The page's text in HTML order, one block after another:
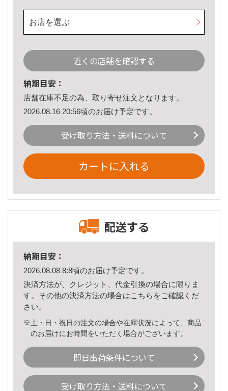
お店を選ぶ
近くの店舗を確認する
納期目安：
店舗在庫不足の為、取り寄せ注文となります。
2026.08.16 20:56頃のお届け予定です。
受け取り方法・送料について
カートに入れる
配送する
納期目安：
2026.08.08 8:8頃のお届け予定です。
決済方法が、クレジット、代金引換の場合に限りま
す。その他の決済方法の場合はこちら をご確認くだ
さい。
※土・日・祝日の注文の場合や在庫状況によって、商品
のお届けにお時間をいただく場合がございます。
即日出荷条件について
受け取り方法・送料について